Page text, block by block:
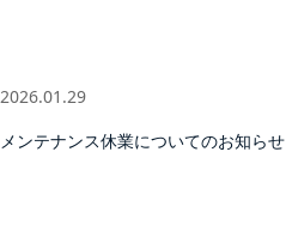
2026.01.29
メンテナンス休業についてのお知らせ